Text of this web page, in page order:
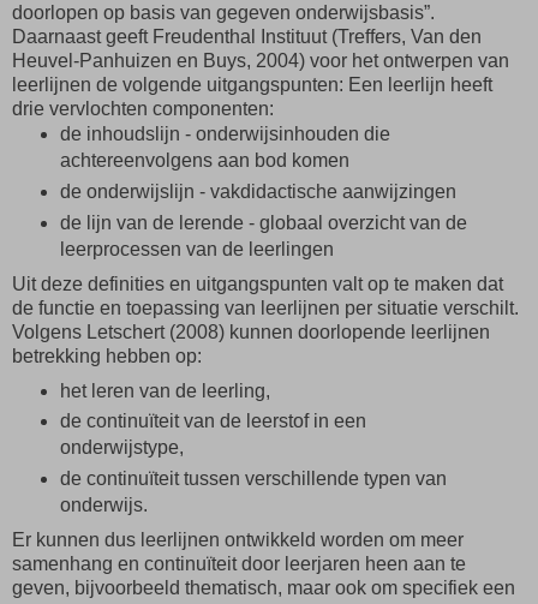
doorlopen op basis van gegeven onderwijsbasis”.
Daarnaast geeft Freudenthal Instituut (Treffers, Van den
Heuvel-Panhuizen en Buys, 2004) voor het ontwerpen van
leerlijnen de volgende uitgangspunten: Een leerlijn heeft
drie vervlochten componenten:
de inhoudslijn - onderwijsinhouden die
achtereenvolgens aan bod komen
de onderwijslijn - vakdidactische aanwijzingen
de lijn van de lerende - globaal overzicht van de
leerprocessen van de leerlingen
Uit deze definities en uitgangspunten valt op te maken dat
de functie en toepassing van leerlijnen per situatie verschilt.
Volgens Letschert (2008) kunnen doorlopende leerlijnen
betrekking hebben op:
het leren van de leerling,
de continuïteit van de leerstof in een
onderwijstype,
de continuïteit tussen verschillende typen van
onderwijs.
Er kunnen dus leerlijnen ontwikkeld worden om meer
samenhang en continuïteit door leerjaren heen aan te
geven, bijvoorbeeld thematisch, maar ook om specifiek een